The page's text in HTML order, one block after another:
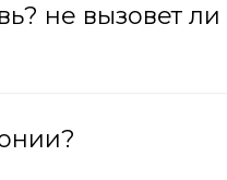
не вызовет